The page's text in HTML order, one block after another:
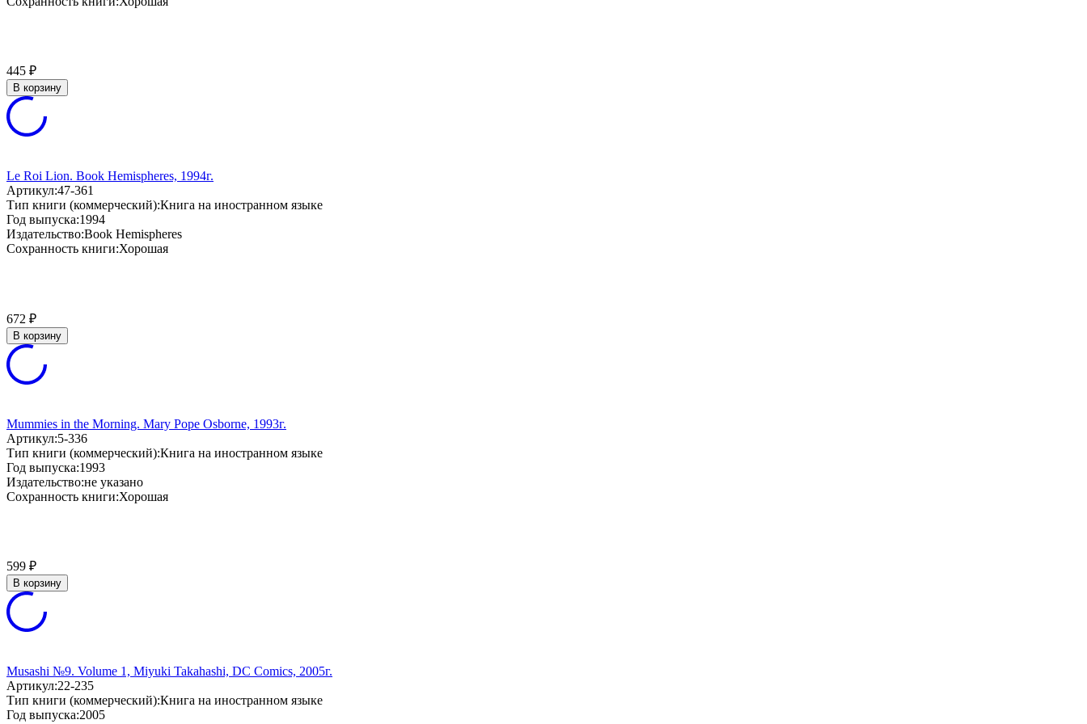
445 ₽
В корзину
Le Roi Lion. Book Hemispheres, 1994г.
Артикул:47-361
Тип книги (коммерческий):Книга на иностранном языке
Год выпуска:1994
Издательство:Book Hemispheres
Сохранность книги:Хорошая
672 ₽
В корзину
Mummies in the Morning. Mary Pope Osborne, 1993г.
Артикул:5-336
Тип книги (коммерческий):Книга на иностранном языке
Год выпуска:1993
Издательство:не указано
Сохранность книги:Хорошая
599 ₽
В корзину
Musashi №9. Volume 1, Miyuki Takahashi, DC Comics, 2005г.
Артикул:22-235
Тип книги (коммерческий):Книга на иностранном языке
Год выпуска:2005